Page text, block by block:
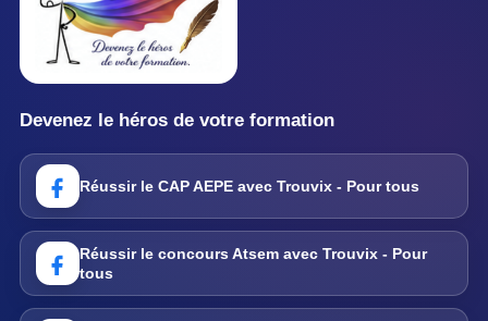
Devenez le héros de votre formation
Réussir le CAP AEPE avec Trouvix - Pour tous
Réussir le concours Atsem avec Trouvix - Pour
tous